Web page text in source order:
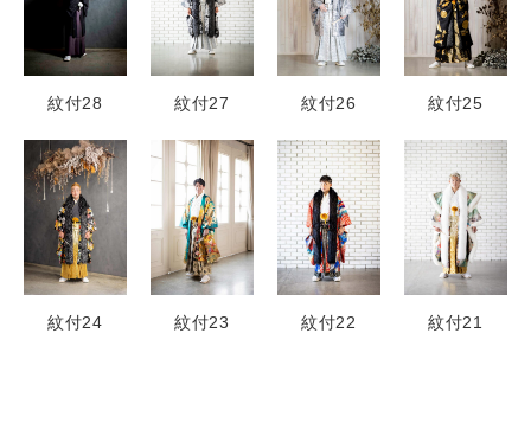
紋付28 紋付27 紋付26 紋付25
紋付24 紋付23 紋付22 紋付21